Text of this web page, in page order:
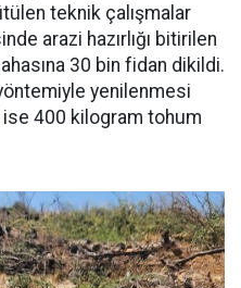
teknik çalışmalar
arazi hazırlığı bitirilen
30 bin fidan dikildi.
yenilenmesi
ise 400 kilogram tohum